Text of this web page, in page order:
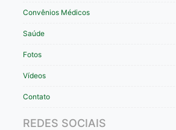
Convênios Médicos
Saúde
Fotos
Vídeos
Contato
REDES SOCIAIS